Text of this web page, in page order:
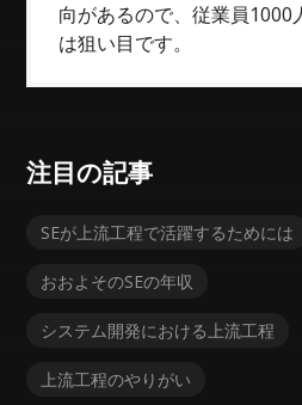
向があるので、従業員1000
は狙い目です。
注目の記事
SEが上流工程で活躍するためには
おおよそのSEの年収
システム開発における上流工程
上流工程のやりがい